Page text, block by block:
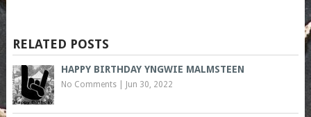
RELATED POSTS
HAPPY BIRTHDAY YNGWIE MALMSTEEN
No Comments| Jun 30, 2022